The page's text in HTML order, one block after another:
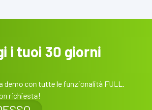
i tuoi 30 giorni
demo con tutte le funzionalità FULL.
richiesta!